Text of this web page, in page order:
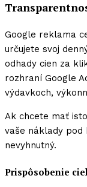
Google reklama
určujete svoj
odhady cien za
rozhraní Google
výdavkoch,
Ak chcete mať
vaše náklady pod
nevyhnutný.
Prispôsobenie